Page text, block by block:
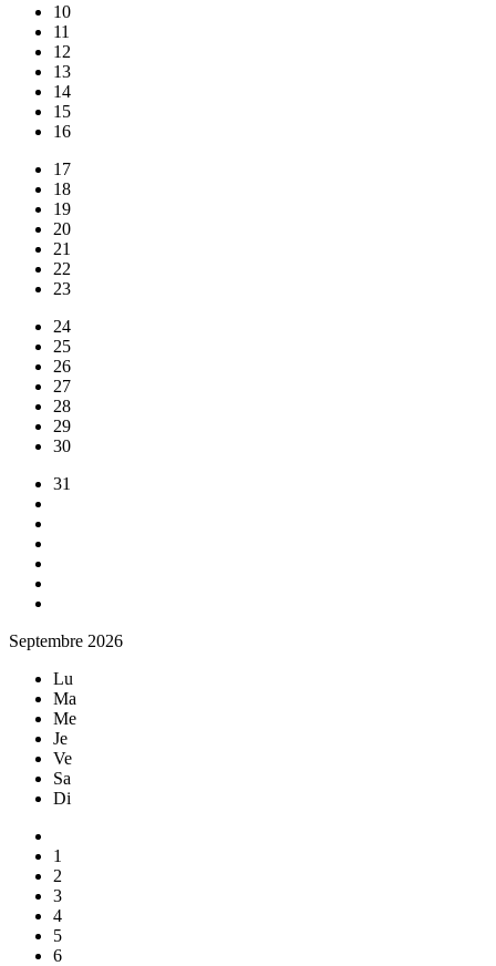
10
11
12
13
14
15
16
17
18
19
20
21
22
23
24
25
26
27
28
29
30
31
Septembre 2026
Lu
Ma
Me
Je
Ve
Sa
Di
1
2
3
4
5
6